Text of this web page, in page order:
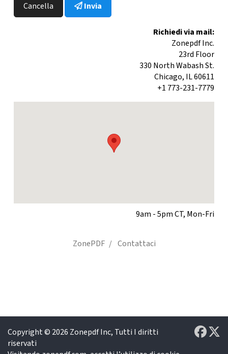
Cancella Invia
Richiedi via mail:
Zonepdf Inc.
23rd Floor
330 North Wabash St.
Chicago, IL 60611
+1 773-231-7779
9am - 5pm CT, Mon-Fri
ZonePDF Contattaci
Copyright © 2026 Zonepdf Inc, Tutti I diritti
riservati